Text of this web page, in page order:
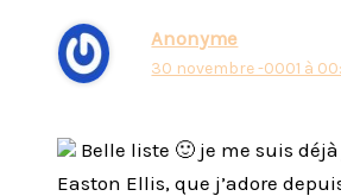
Anonyme
30 novembre -0001 à
Belle liste 🙂 je me suis
Easton Ellis, que j’adore